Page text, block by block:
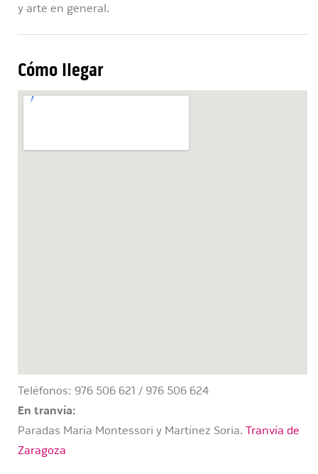
y arte en general.
Cómo llegar
Teléfonos: 976 506 621 / 976 506 624
En tranvía:
Paradas María Montessori y Martínez Soria. Tranvía de
Zaragoza